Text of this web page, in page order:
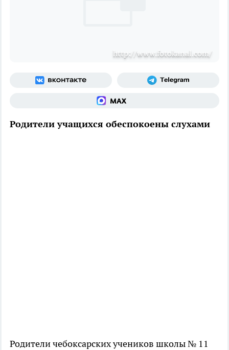
http://www.fotokanal.com/
Родители учащихся обеспокоены слухами
Родители чебоксарских учеников школы № 11